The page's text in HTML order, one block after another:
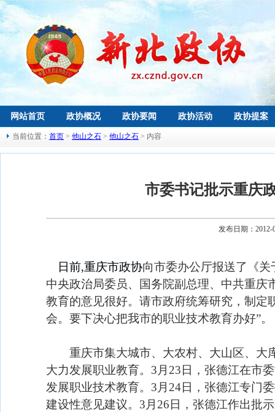
网站首页 政协概况 政协要闻 政协活动 政协提案
当前位置： 首页 > 他山之石 > 他山之石 > 内容
市委书记批示重庆
发布日期：
日前,重庆市政协向市委办公厅报送了《
中央政治局委员、国务院副总理、中共重庆
教育的意见很好。请市政府统筹研究，制
会。要下决心把我市的职业技术教育办好”。
重庆市集大城市、大农村、大山区、大
大力发展职业教育。3月23日，张德江在市
发展职业技术教育。3月24日，张德江专门
建设性意见建议。3月26日，张德江作出批